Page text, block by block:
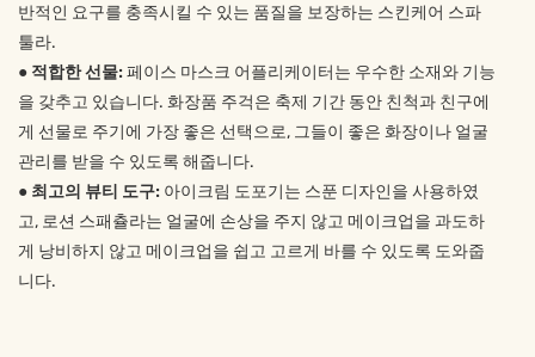
반적인 요구를 충족시킬 수 있는 품질을 보장하는 스킨케어 스파
툴라.
● 적합한 선물:페이스 마스크 어플리케이터는 우수한 소재와 기능
을 갖추고 있습니다. 화장품 주걱은 축제 기간 동안 친척과 친구에
게 선물로 주기에 가장 좋은 선택으로, 그들이 좋은 화장이나 얼굴
관리를 받을 수 있도록 해줍니다.
● 최고의 뷰티 도구: 아이크림 도포기는 스푼 디자인을 사용하였
고, 로션 스패츌라는 얼굴에 손상을 주지 않고 메이크업을 과도하
게 낭비하지 않고 메이크업을 쉽고 고르게 바를 수 있도록 도와줍
니다.